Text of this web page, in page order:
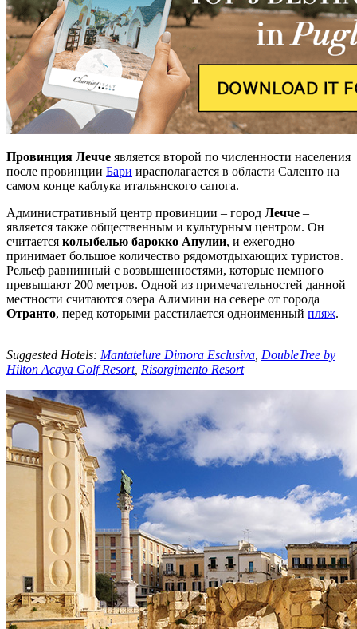
Провинция Лечче является второй по численности населения
после провинции Бари ирасполагается в области Саленто на
самом конце каблука итальянского сапога.
Административный центр провинции – город Лечче –
является также общественным и культурным центром. Он
считается колыбелью барокко Апулии, и ежегодно
принимает большое количество рядомотдыхающих туристов.
Рельеф равнинный с возвышенностями, которые немного
превышают 200 метров. Одной из примечательностей данной
местности считаются озера Алимини на севере от города
Отранто, перед которыми расстилается одноименный пляж.
Suggested Hotels: Mantatelure Dimora Esclusiva DoubleTree by
Hilton Acaya Golf Resort, Risorgimento Resort